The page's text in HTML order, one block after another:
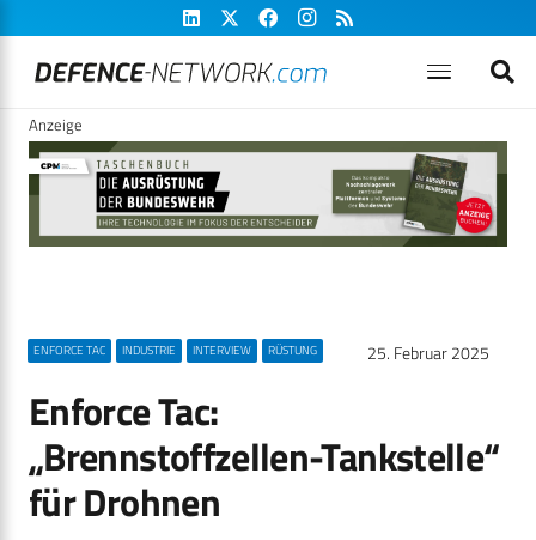
Anzeige
ENFORCE TAC INDUSTRIE INTERVIEW RÜSTUNG 25. Februar 2025
Enforce Tac:
„Brennstoffzellen-Tankstelle“
für Drohnen